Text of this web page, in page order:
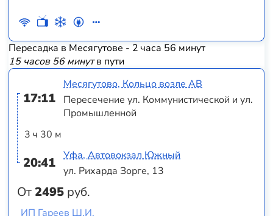
Пересадка в Месягутове - 2 часа 56 минут
15 часов 56 минутв пути
17:11
3 ч 30 м
20:41
От2495 руб.
Месягутово, Кольцо возле АВ
Пересечение ул. Коммунистической и ул.
Промышленной
Уфа, Автовокзал Южный
ул. Рихарда Зорге, 13
ИП Гареев Ш.И.